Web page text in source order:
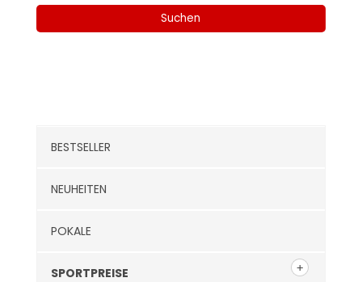
Suchen
BESTSELLER
NEUHEITEN
POKALE
SPORTPREISE